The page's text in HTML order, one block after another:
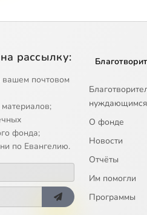
рассылку:
почтовом
фонда;
по Евангелию.
нуждающимся
О фонде
Новости
Отчёты
Им помогли
Программы